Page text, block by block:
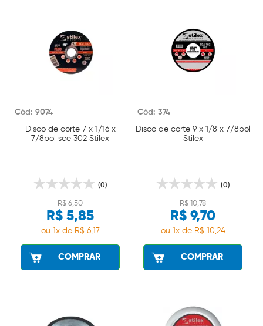
Cód: 9074
Disco de corte 7 x 1/16 x
7/8pol sce 302 Stilex
(0)
R$ 6,50
R$ 5,85
ou 1x de R$ 6,17
COMPRAR
Cód: 374
Disco de corte 9 x 1/8 x 7/8pol
Stilex
(0)
R$ 10,78
R$ 9,70
ou 1x de R$ 10,24
COMPRAR